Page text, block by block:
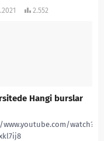
2.552
Hangi burslar
watch?